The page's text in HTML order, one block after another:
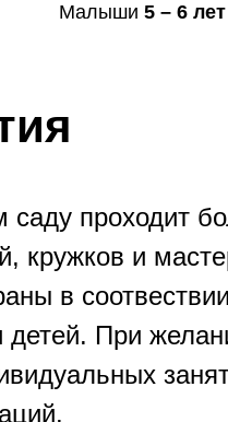
Малыши 5 – 6 лет
проходит
кружков и
в
детей. При